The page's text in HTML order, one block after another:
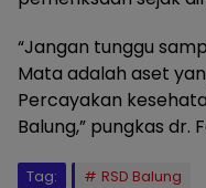
“Jangan tunggu
Mata adalah aset
Percayakan
Balung,” pungkas dr.
Tag: RSD Balung